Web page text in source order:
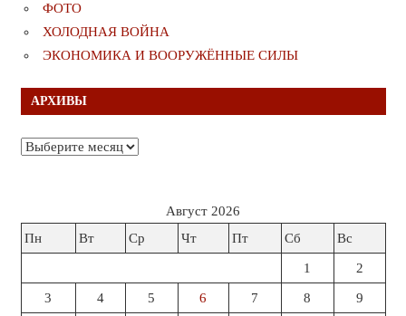
ФОТО
ХОЛОДНАЯ ВОЙНА
ЭКОНОМИКА И ВООРУЖЁННЫЕ СИЛЫ
АРХИВЫ
Архивы
Август 2026
Пн
Вт Ср Чт Пт Сб Вс
1 2
3 4 5 6 7 8 9